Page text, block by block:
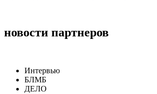
новости партнеров
Интервью
БЛМБ
ДЕЛО